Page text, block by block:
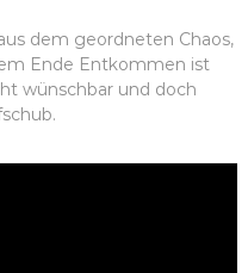
dem geordneten Chaos,
Ende Entkommen ist
wünschbar und doch